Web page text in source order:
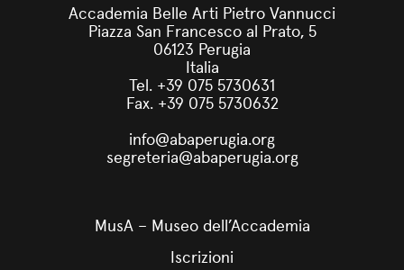
Accademia Belle Arti Pietro Vannucci
Piazza San Francesco al Prato, 5
06123 Perugia
Italia
Tel. +39 075 5730631
Fax. +39 075 5730632
info@abaperugia.org
segreteria@abaperugia.org
MusA – Museo dell’Accademia
Iscrizioni